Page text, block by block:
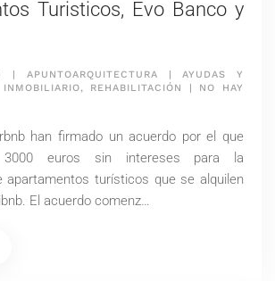
Turisticos, Evo Banco y
APUNTOARQUITECTURA |AYUDAS Y
INMOBILIARIO, REHABILITACIÓN
NO HAY
han firmado un acuerdo por el que
3000 euros sin intereses para la
apartamentos turísticos que se alquilen
El acuerdo comenz…